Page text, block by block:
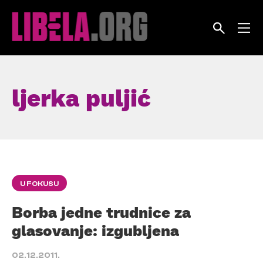
ljerka puljić
U FOKUSU
Borba jedne trudnice za
glasovanje: izgubljena
02.12.2011.